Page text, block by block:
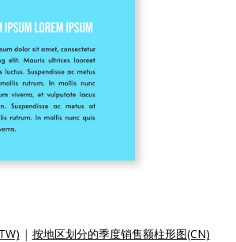
| 按地区划分的季度销售额柱形图(CN)